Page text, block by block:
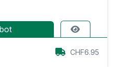
CHF6.95